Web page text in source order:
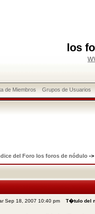
los
de Miembros Grupos de Usuarios
del Foro los foros de nódulo ->
Sep 18, 2007 10:40 pm T�tulo del